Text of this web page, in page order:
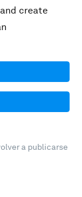
create
a publicarse